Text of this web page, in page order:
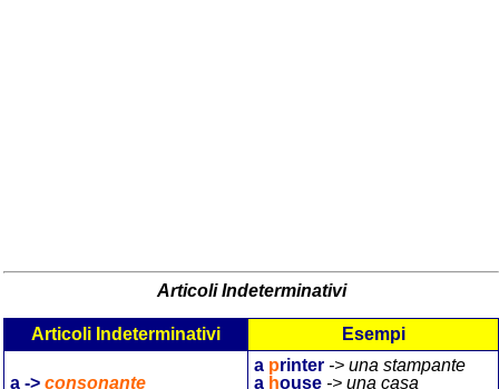
Articoli Indeterminativi
Articoli Indeterminativi Esempi
a -> consonante
a printer -> una stampante
a house -> una casa